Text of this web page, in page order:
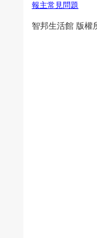
報主常見問題
智邦生活館 版